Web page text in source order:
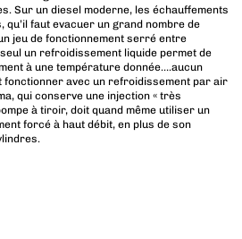
Sur un diesel moderne, les échauffements
qu’il faut evacuer un grand nombre de
jeu de fonctionnement serré entre
un refroidissement liquide permet de
à une température donnée….aucun
fonctionner avec un refroidissement par air
qui conserve une injection « très
à tiroir, doit quand même utiliser un
forcé à haut débit, en plus de son